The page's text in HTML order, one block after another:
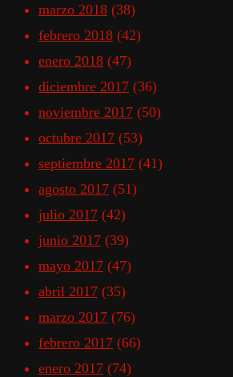
marzo 2018 (38)
febrero 2018 (42)
enero 2018 (47)
diciembre 2017 (36)
noviembre 2017 (50)
octubre 2017 (53)
septiembre 2017 (41)
agosto 2017 (51)
julio 2017 (42)
junio 2017 (39)
mayo 2017 (47)
abril 2017 (35)
marzo 2017 (76)
febrero 2017 (66)
enero 2017 (74)